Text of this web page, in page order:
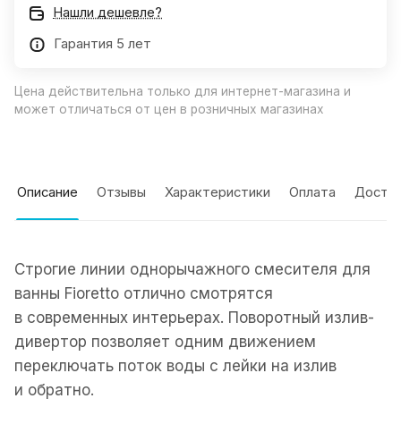
Нашли дешевле?
Гарантия 5 лет
Цена действительна только для интернет-магазина и
может отличаться от цен в розничных магазинах
Описание Отзывы Характеристики Оплата
Строгие линии однорычажного смесителя для
ванны Fioretto отлично смотрятся
в современных интерьерах. Поворотный излив-
дивертор позволяет одним движением
переключать поток воды с лейки на излив
и обратно.